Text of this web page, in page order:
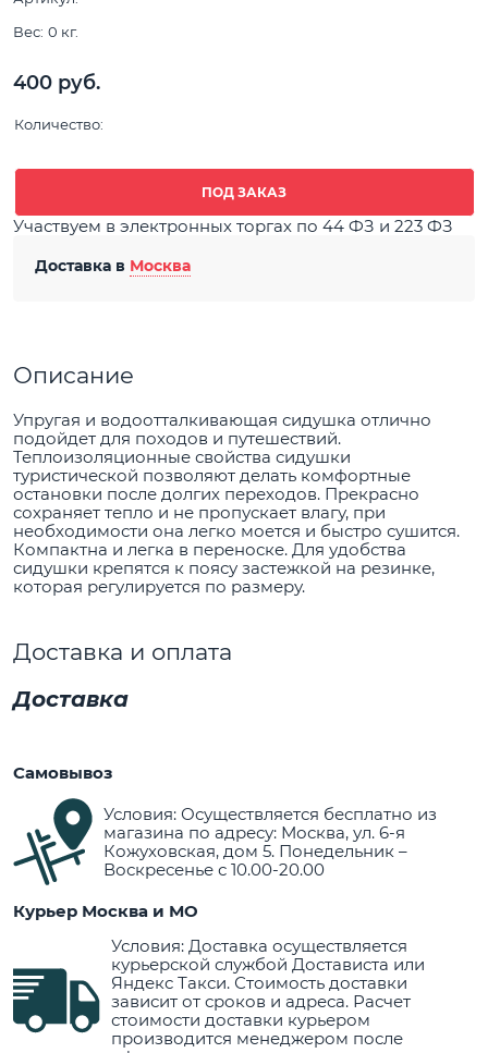
Вес: 0 кг.
400 руб.
Количество:
ПОД ЗАКАЗ
Участвуем в электронных торгах по 44 ФЗ и 223 ФЗ
Доставка в Москва
Описание
Упругая и водоотталкивающая сидушка отлично
подойдет для походов и путешествий.
Теплоизоляционные свойства сидушки
туристической позволяют делать комфортные
остановки после долгих переходов. Прекрасно
сохраняет тепло и не пропускает влагу, при
необходимости она легко моется и быстро сушится.
Компактна и легка в переноске. Для удобства
сидушки крепятся к поясу застежкой на резинке,
которая регулируется по размеру.
Доставка и оплата
Доставка
Самовывоз
Условия: Осуществляется бесплатно из
магазина по адресу: Москва, ул. 6-я
Кожуховская, дом 5. Понедельник –
Воскресенье с 10.00-20.00
Курьер Москва и МО
Условия: Доставка осуществляется
курьерской службой Достависта или
Яндекс Такси. Стоимость доставки
зависит от сроков и адреса. Расчет
стоимости доставки курьером
производится менеджером после